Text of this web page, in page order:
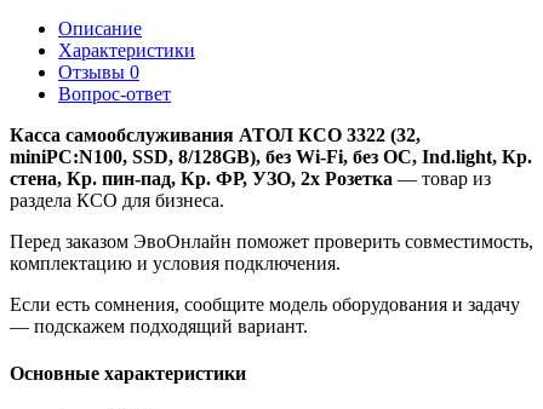
Описание
Характеристики
Отзывы 0
Вопрос-ответ
Касса самообслуживания АТОЛ КСО 3322 (32,
miniPC:N100, SSD, 8/128GB), без Wi-Fi, без ОС, Ind.light, Кр.
стена, Кр. пин-пад, Кр. ФР, УЗО, 2x Розетка — товар из
раздела КСО для бизнеса.
Перед заказом ЭвоОнлайн поможет проверить совместимость,
комплектацию и условия подключения.
Если есть сомнения, сообщите модель оборудования и задачу
— подскажем подходящий вариант.
Основные характеристики